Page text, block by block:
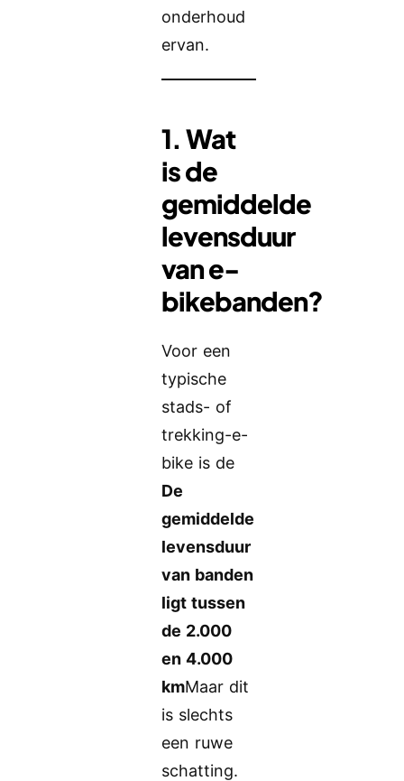
onderhoud
ervan.
1. Wat
is de
gemiddelde
levensduur
van e-
bikebanden?
Voor een
typische
stads- of
trekking-e-
bike is de
De
gemiddelde
levensduur
van banden
ligt tussen
de 2.000
en 4.000
kmMaar dit
is slechts
een ruwe
schatting.